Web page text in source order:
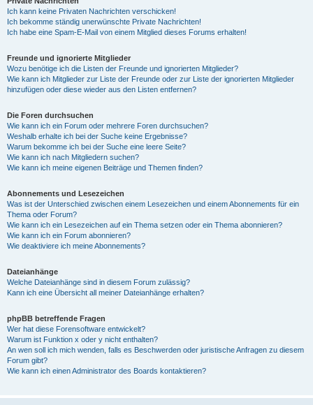
Ich kann keine Privaten Nachrichten verschicken!
Ich bekomme ständig unerwünschte Private Nachrichten!
Ich habe eine Spam-E-Mail von einem Mitglied dieses Forums erhalten!
Freunde und ignorierte Mitglieder
Wozu benötige ich die Listen der Freunde und ignorierten Mitglieder?
Wie kann ich Mitglieder zur Liste der Freunde oder zur Liste der ignorierten Mitglieder
hinzufügen oder diese wieder aus den Listen entfernen?
Die Foren durchsuchen
Wie kann ich ein Forum oder mehrere Foren durchsuchen?
Weshalb erhalte ich bei der Suche keine Ergebnisse?
Warum bekomme ich bei der Suche eine leere Seite?
Wie kann ich nach Mitgliedern suchen?
Wie kann ich meine eigenen Beiträge und Themen finden?
Abonnements und Lesezeichen
Was ist der Unterschied zwischen einem Lesezeichen und einem Abonnements für ein
Thema oder Forum?
Wie kann ich ein Lesezeichen auf ein Thema setzen oder ein Thema abonnieren?
Wie kann ich ein Forum abonnieren?
Wie deaktiviere ich meine Abonnements?
Dateianhänge
Welche Dateianhänge sind in diesem Forum zulässig?
Kann ich eine Übersicht all meiner Dateianhänge erhalten?
phpBB betreffende Fragen
Wer hat diese Forensoftware entwickelt?
Warum ist Funktion x oder y nicht enthalten?
An wen soll ich mich wenden, falls es Beschwerden oder juristische Anfragen zu diesem
Forum gibt?
Wie kann ich einen Administrator des Boards kontaktieren?